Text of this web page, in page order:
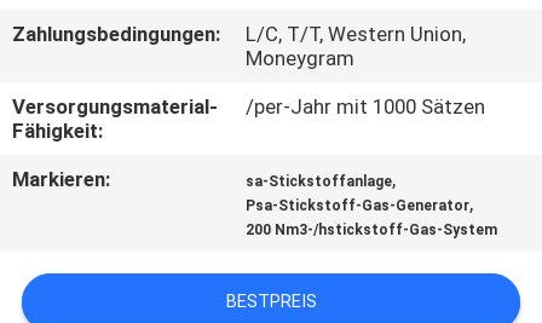
RECHTSSACHEN
ANGEBOT
ANFORDERN
SITEMAP
Zahlungsbedingungen:
L/C, T/T, Western Union,
Moneygram
Versorgungsmaterial-
Fähigkeit:
/per-Jahr mit 1000 Sätzen
Markieren: sa-Stickstoffanlage,
Psa-Stickstoff-Gas-Generator,
200 Nm3-/hstickstoff-Gas-System
BESTPREIS